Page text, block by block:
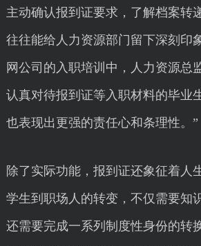
主动确认报到证要求，了解档案转
往往能给人力资源部门留下深刻印
网公司的入职培训中，人力资源总
认真对待报到证等入职材料的毕业
也表现出更强的责任心和条理性。”
除了实际功能，报到证还象征着人
学生到职场人的转变，不仅需要知
还需要完成一系列制度性身份的转